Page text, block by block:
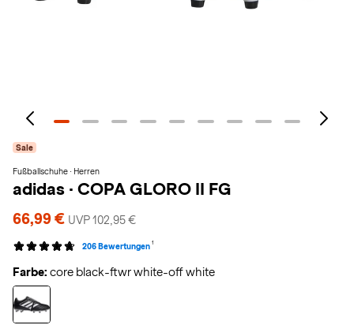
Sale
Fußballschuhe · Herren
adidas · COPA GLORO II FG
66,99 € UVP 102,95 €
206 Bewertungen 1
Farbe: core black-ftwr white-off white